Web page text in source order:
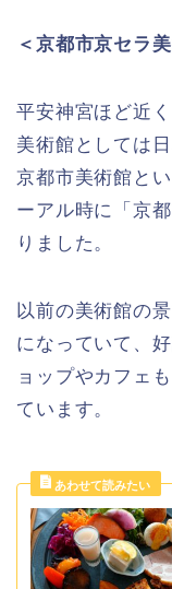
＜京都市京セラ
平安神宮ほど近
美術館としては
京都市美術館と
ーアル時に「京
りました。
以前の美術館の
になっていて、
ョップやカフェ
ています。